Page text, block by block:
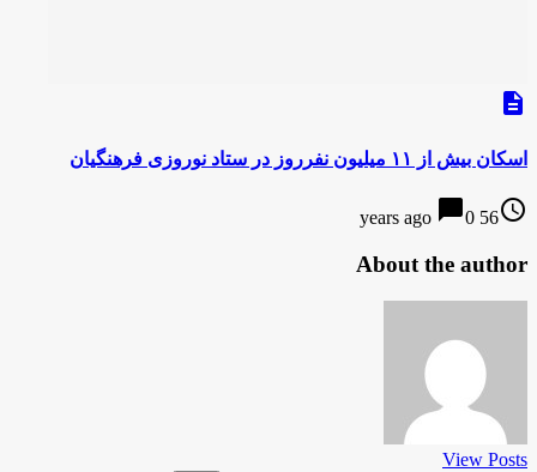
description
اسکان بیش از ۱۱ میلیون نفرروز در ستاد نوروزی فرهنگیان
access_time
56 years ago
chat_bubble0
About the author
View Posts